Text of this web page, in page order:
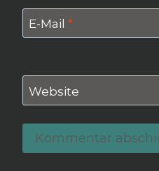
E-Mail *
Website